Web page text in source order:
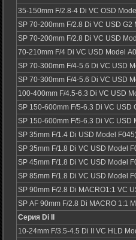
35-150mm F/2.8-4 Di VC OSD
SP 70-200mm F/2.8 Di VC USD G2
SP 70-200mm F/2.8 Di VC USD
70-210mm F/4 Di VC USD Model
SP 70-300mm F/4-5.6 Di VC USD
SP 70-300mm F/4-5.6 Di VC USD
100-400mm F/4.5-6.3 Di VC USD
SP 150-600mm F/5-6.3 Di VC USD
SP 150-600mm F/5-6.3 Di VC USD
SP 35mm F/1.4 Di USD Model
SP 35mm F/1.8 Di VC USD Model
SP 45mm F/1.8 Di VC USD Model
SP 85mm F/1.8 Di VC USD Model
SP 90mm F/2.8 Di MACRO1:1 VC
SP AF 90mm F/2.8 Di MACRO 1:1
Серия Di II
10-24mm F/3.5-4.5 Di II VC HLD